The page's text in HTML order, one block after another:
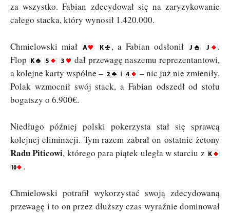
za wszystko. Fabian zdecydował się na zaryzykowanie
całego stacka, który wynosił 1.420.000.
Chmielowski miał , a Fabian odsłonił
.
Flop
dał przewagę naszemu reprezentantowi,
a kolejne karty wspólne –
i
– nic już nie zmieniły.
Polak wzmocnił swój stack, a Fabian odszedł od stołu
bogatszy o 6.900€.
Niedługo później polski pokerzysta stał się sprawcą
kolejnej eliminacji. Tym razem zabrał on ostatnie żetony
Radu Piticowi, którego para piątek uległa w starciu z
.
Chmielowski potrafił wykorzystać swoją zdecydowaną
przewagę i to on przez dłuższy czas wyraźnie dominował